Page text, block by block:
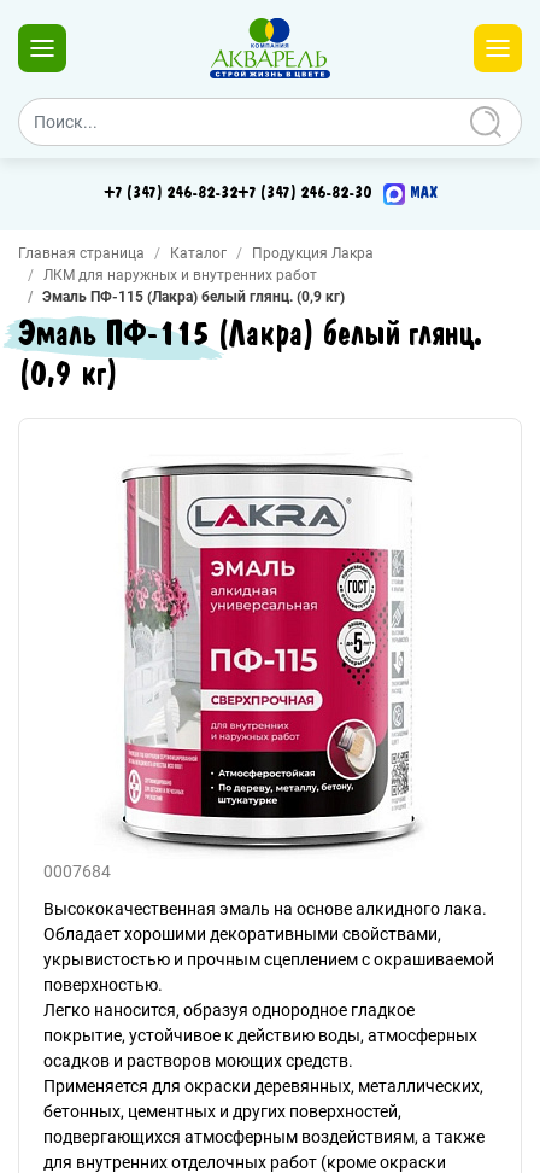
+7 (347) 246-82-32+7 (347) 246-82-30 MAX
Главная страница Каталог
Продукция Лакра
ЛКМ для наружных и внутренних работ
Эмаль ПФ-115 (Лакра) белый глянц. (0,9 кг)
Эмаль ПФ-115 (Лакра) белый глянц.
(0,9 кг)
0007684
Высококачественная эмаль на основе алкидного лака.
Обладает хорошими декоративными свойствами,
укрывистостью и прочным сцеплением с окрашиваемой
поверхностью.
Легко наносится, образуя однородное гладкое
покрытие, устойчивое к действию воды, атмосферных
осадков и растворов моющих средств.
Применяется для окраски деревянных, металлических,
бетонных, цементных и других поверхностей,
подвергающихся атмосферным воздействиям, а также
для внутренних отделочных работ (кроме окраски